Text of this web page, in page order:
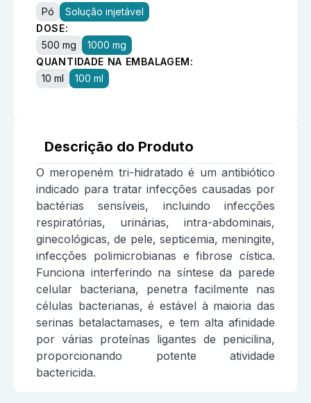
Pó
Solução injetável
DOSE:
500 mg
1000 mg
QUANTIDADE NA EMBALAGEM:
10 ml
100 ml
Descrição do Produto
O meropeném tri-hidratado é um antibiótico
indicado para tratar infecções causadas por
bactérias sensíveis, incluindo infecções
respiratórias, urinárias, intra-abdominais,
ginecológicas, de pele, septicemia, meningite,
infecções polimicrobianas e fibrose cística.
Funciona interferindo na síntese da parede
celular bacteriana, penetra facilmente nas
células bacterianas, é estável à maioria das
serinas betalactamases, e tem alta afinidade
por várias proteínas ligantes de penicilina,
proporcionando potente atividade
bactericida.